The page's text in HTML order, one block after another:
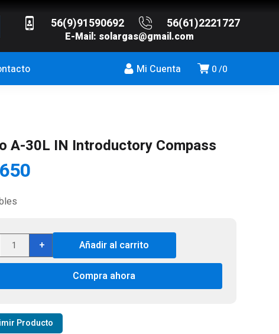
56(9)91590692 56(61)2221727
E-Mail: solargas@gmail.com
0 0
Mi Cuenta
A-30L IN Introductory Compass
Suunto
+ Añadir al carrito
Compra ahora
Producto